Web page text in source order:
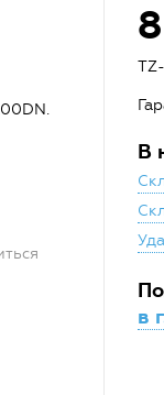
В
в